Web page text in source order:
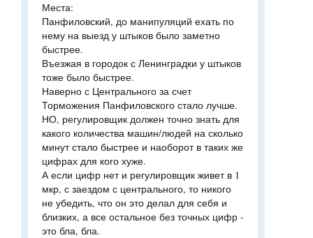
Места:
Панфиловский, до манипуляций ехать по
нему на выезд у штыков было заметно
быстрее.
Въезжая в городок с Ленинградки у штыков
тоже было быстрее.
Наверно с Центрального за счет
Торможения Панфиловского стало лучше.
НО, регулировщик должен точно знать для
какого количества машин/людей на сколько
минут стало быстрее и наоборот в таких же
цифрах для кого хуже.
А если цифр нет и регулировщик живет в 1
мкр, с заездом с центрального, то никого
не убедить, что он это делал для себя и
близких, а все остальное без точных цифр -
это бла, бла.